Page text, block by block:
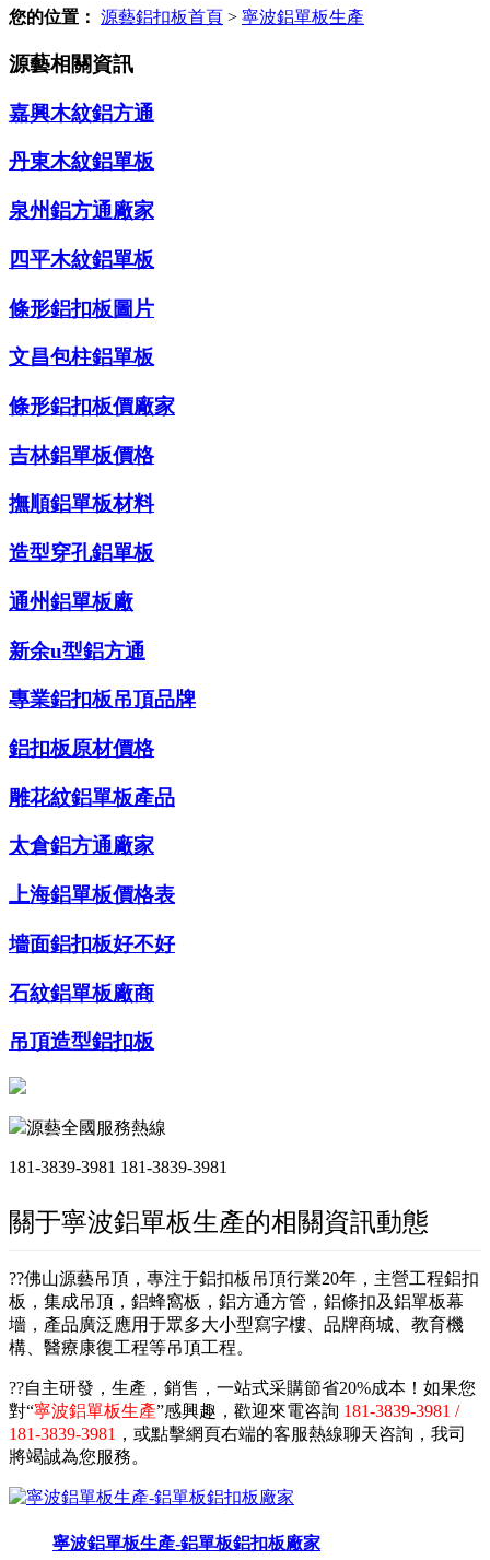
您的位置： 源藝鋁扣板首頁 > 寧波鋁單板生產
源藝相關資訊
嘉興木紋鋁方通
丹東木紋鋁單板
泉州鋁方通廠家
四平木紋鋁單板
條形鋁扣板圖片
文昌包柱鋁單板
條形鋁扣板價廠家
吉林鋁單板價格
撫順鋁單板材料
造型穿孔鋁單板
通州鋁單板廠
新余u型鋁方通
專業鋁扣板吊頂品牌
鋁扣板原材價格
雕花紋鋁單板產品
太倉鋁方通廠家
上海鋁單板價格表
墻面鋁扣板好不好
石紋鋁單板廠商
吊頂造型鋁扣板
源藝全國服務熱線
181-3839-3981 181-3839-3981
關于寧波鋁單板生產的相關資訊動態
??佛山源藝吊頂，專注于鋁扣板吊頂行業20年，主營工程鋁扣
板，集成吊頂，鋁蜂窩板，鋁方通方管，鋁條扣及鋁單板幕
墻，產品廣泛應用于眾多大小型寫字樓、品牌商城、教育機
構、醫療康復工程等吊頂工程。
??自主研發，生產，銷售，一站式采購節省20%成本！如果您
對“寧波鋁單板生產”感興趣，歡迎來電咨詢 181-3839-3981 /
181-3839-3981 ，或點擊網頁右端的客服熱線聊天咨詢，我司
將竭誠為您服務。
寧波鋁單板生產-鋁單板鋁扣板廠家